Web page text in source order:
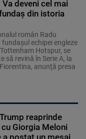
Va deveni cel mai
din istoria
român Radu
fundaşul echipei engleze
Hotspur, se
să revină în Serie A, la
anunţă presa
reaprinde
Giorgia Meloni
a postat un mesaj